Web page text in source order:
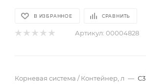
В ИЗБРАННОЕ СРАВНИТЬ
Артикул: 00004828
Корневая система / Контейнер, л — С3